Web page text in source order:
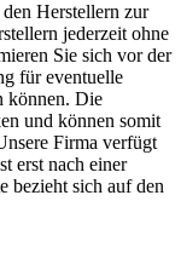
Herstellern zur
jederzeit ohne
Sie sich vor der
für eventuelle
können. Die
und können somit
Firma verfügt
erst nach einer
bezieht sich auf den